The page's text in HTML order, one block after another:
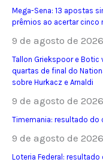
Mega-Sena: 13 apostas
prêmios ao acertar cinco
9 de agosto de 2026
Tallon Griekspoor e Botic
quartas de final do
sobre Hurkacz e Arnaldi
9 de agosto de 2026
Timemania: resultado
9 de agosto de 2026
Loteria Federal: